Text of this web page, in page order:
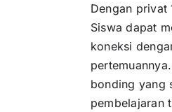
Dengan privat
Siswa dapat
koneksi
bonding yang
pembelajaran